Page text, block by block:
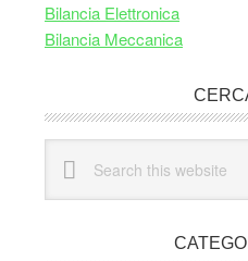
Bilancia Elettronica
Bilancia Meccanica
this
website